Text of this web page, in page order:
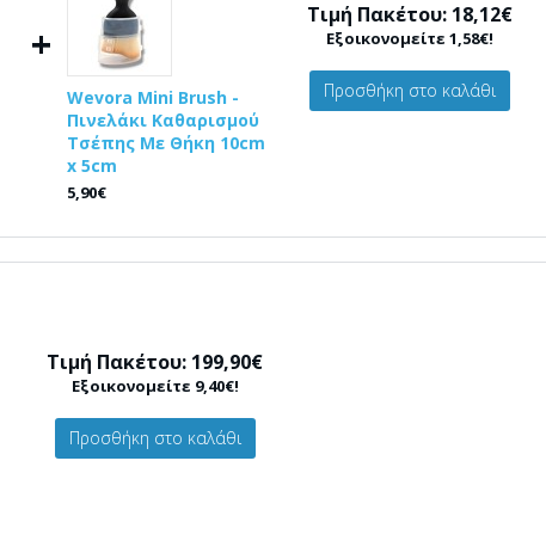
+
Wevora Mini Brush -
Πινελάκι Καθαρισμού
Τσέπης Με Θήκη 10cm
x 5cm
5,90€
Τιμή Πακέτου: 18,12€
Εξοικονομείτε 1,58€!
Προσθήκη στο καλάθι
Τιμή Πακέτου: 199,90€
Εξοικονομείτε 9,40€!
Προσθήκη στο καλάθι